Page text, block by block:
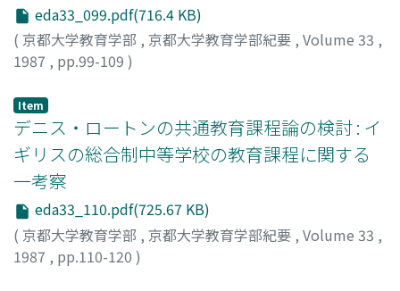
eda33_099.pdf(716.4 KB)
( 京都大学教育学部 , 京都大学教育学部紀要 , Volume 33 ,
1987 , pp.99-109 )
Item
デニス・ロートンの共通教育課程論の検討 : イ
ギリスの総合制中等学校の教育課程に関する
一考察
eda33_110.pdf(725.67 KB)
( 京都大学教育学部 , 京都大学教育学部紀要 , Volume 33 ,
1987 , pp.110-120 )